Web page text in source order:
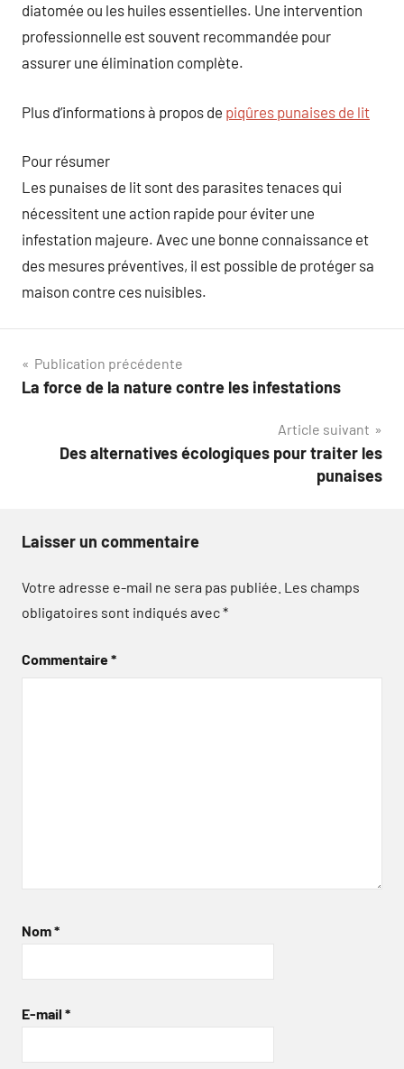
diatomée ou les huiles essentielles. Une intervention
professionnelle est souvent recommandée pour
assurer une élimination complète.
Plus d’informations à propos de piqûres punaises de lit
Pour résumer
Les punaises de lit sont des parasites tenaces qui
nécessitent une action rapide pour éviter une
infestation majeure. Avec une bonne connaissance et
des mesures préventives, il est possible de protéger sa
maison contre ces nuisibles.
Navigation
de
Publication précédente
La force de la nature contre les infestations
Article suivant
Des alternatives écologiques pour traiter les
punaises
Laisser un commentaire
Votre adresse e-mail ne sera pas publiée. Les champs
obligatoires sont indiqués avec*
Commentaire*
Nom*
E-mail *